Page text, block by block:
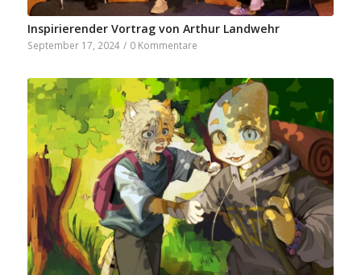
Inspirierender Vortrag von Arthur Landwehr
September 17, 2024 / 0 Kommentare